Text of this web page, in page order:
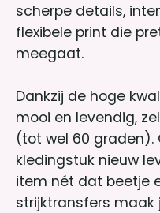
scherpe details,
flexibele print die
meegaat.
Dankzij de hoge
mooi en levendig,
(tot wel 60 graden).
kledingstuk nieuw
item nét dat beetje
strijktransfers maak